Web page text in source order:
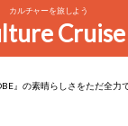
カルチャーを旅しよう
Cruise
』の素晴らしさをただ全力